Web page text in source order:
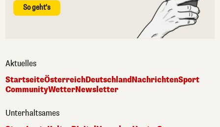
So geht's
Aktuelles
StartseiteÖsterreichDeutschlandNachrichtenSport
CommunityWetterNewsletter
Unterhaltsames